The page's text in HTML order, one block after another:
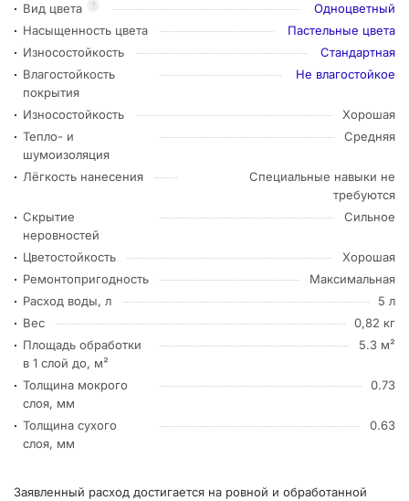
?
Вид цвета
Одноцветный
Насыщенность цвета
Пастельные цвета
Износостойкость
Стандартная
Влагостойкость
покрытия
Не влагостойкое
Износостойкость
Хорошая
Тепло- и
шумоизоляция
Средняя
Лёгкость нанесения
Специальные навыки не
требуются
Скрытие
неровностей
Сильное
Цветостойкость
Хорошая
Ремонтопригодность
Максимальная
Расход воды, л
5 л
Вес
0,82 кг
Площадь обработки
в 1 слой до, м²
5.3 м²
Толщина мокрого
слоя, мм
0.73
Толщина сухого
слоя, мм
0.63
Заявленный расход достигается на ровной и обработанной